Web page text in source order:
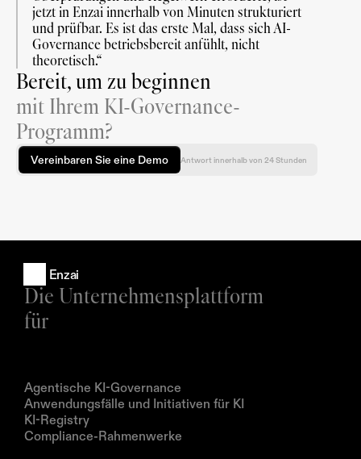
jetzt in Enzai innerhalb von Minuten strukturiert
und prüfbar. Es ist das erste Mal, dass sich AI-
Governance betriebsbereit anfühlt, nicht
theoretisch.“
Bereit, um zu beginnen
mit Ihrem KI-Governance-
Programm?
Vereinbaren Sie eine Demo Antwort innerhalb von 24 Stunden
Enzai
Die Unternehmensplattform
für
Agentische KI-Governance
Anwendungsfälle und Initiativen für KI
KI-Registry
Compliance-Rahmenwerke